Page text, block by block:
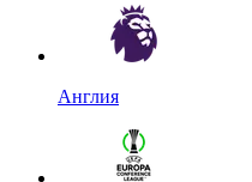
Англия